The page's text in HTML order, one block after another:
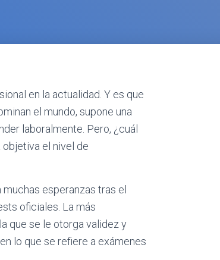
en la actualidad. Y es que
el mundo, supone una
laboralmente. Pero, ¿cuál
el nivel de
esperanzas tras el
oficiales. La más
que se le otorga validez y
lo que se refiere a exámenes